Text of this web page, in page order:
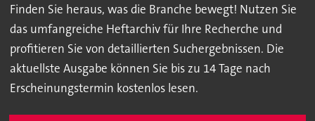
Finden Sie heraus, was die Branche bewegt! Nutzen Sie
das umfangreiche Heftarchiv für Ihre Recherche und
profitieren Sie von detaillierten Suchergebnissen. Die
aktuellste Ausgabe können Sie bis zu 14 Tage nach
Erscheinungstermin kostenlos lesen.